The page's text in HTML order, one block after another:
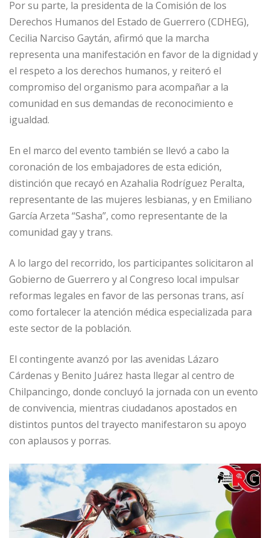
Por su parte, la presidenta de la Comisión de los
Derechos Humanos del Estado de Guerrero (CDHEG),
Cecilia Narciso Gaytán, afirmó que la marcha
representa una manifestación en favor de la dignidad y
el respeto a los derechos humanos, y reiteró el
compromiso del organismo para acompañar a la
comunidad en sus demandas de reconocimiento e
igualdad.
En el marco del evento también se llevó a cabo la
coronación de los embajadores de esta edición,
distinción que recayó en Azahalia Rodríguez Peralta,
representante de las mujeres lesbianas, y en Emiliano
García Arzeta “Sasha”, como representante de la
comunidad gay y trans.
A lo largo del recorrido, los participantes solicitaron al
Gobierno de Guerrero y al Congreso local impulsar
reformas legales en favor de las personas trans, así
como fortalecer la atención médica especializada para
este sector de la población.
El contingente avanzó por las avenidas Lázaro
Cárdenas y Benito Juárez hasta llegar al centro de
Chilpancingo, donde concluyó la jornada con un evento
de convivencia, mientras ciudadanos apostados en
distintos puntos del trayecto manifestaron su apoyo
con aplausos y porras.